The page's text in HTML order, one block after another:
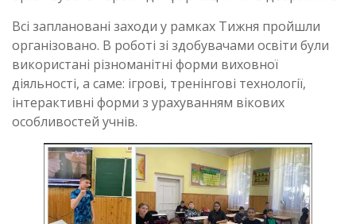
Всі заплановані заходи у рамках Тижня пройшли
організовано. В роботі зі здобувачами освіти були
використані різноманітні форми виховної
діяльності, а саме: ігрові, тренінгові технології,
інтерактивні форми з урахуванням вікових
особливостей учнів.